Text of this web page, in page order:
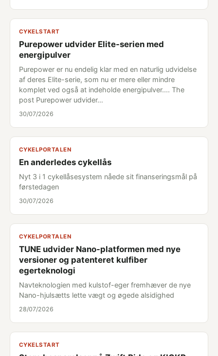
CYKELSTART
Purepower udvider Elite-serien med
energipulver
Purepower er nu endelig klar med en naturlig udvidelse
af deres Elite-serie, som nu er mere eller mindre
komplet ved også at indeholde energipulver.... The
post Purepower udvider…
30/07/2026
CYKELPORTALEN
En anderledes cykellås
Nyt 3 i 1 cykellåsesystem nåede sit finanseringsmål på
førstedagen
30/07/2026
CYKELPORTALEN
TUNE udvider Nano-platformen med nye
versioner og patenteret kulfiber
egerteknologi
Navteknologien med kulstof-eger fremhæver de nye
Nano-hjulsætts lette vægt og øgede alsidighed
28/07/2026
CYKELSTART